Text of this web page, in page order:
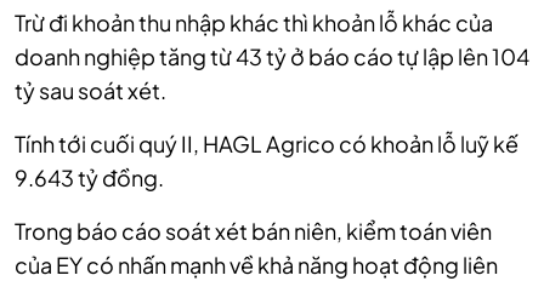
doanh nghiệp tăng từ 43 tỷ ở báo cáo tự lập lên 104
tỷ sau soát xét.
Tính tới cuối quý II, HAGL Agrico có khoản lỗ luỹ kế
9.643 tỷ đồng.
Trong báo cáo soát xét bán niên, kiểm toán viên
của EY có nhấn mạnh về khả năng hoạt động liên